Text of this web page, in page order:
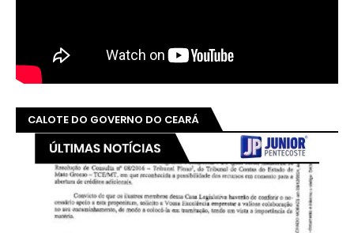
CALOTE DO GOVERNO DO CEARÁ